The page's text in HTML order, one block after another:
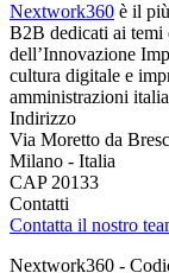
Nextwork360 è il
B2B dedicati ai temi
dell’Innovazione
cultura digitale e
amministrazioni
Indirizzo
Via Moretto da
Milano - Italia
CAP 20133
Contatti
Contatta il nostro
Nextwork360 -